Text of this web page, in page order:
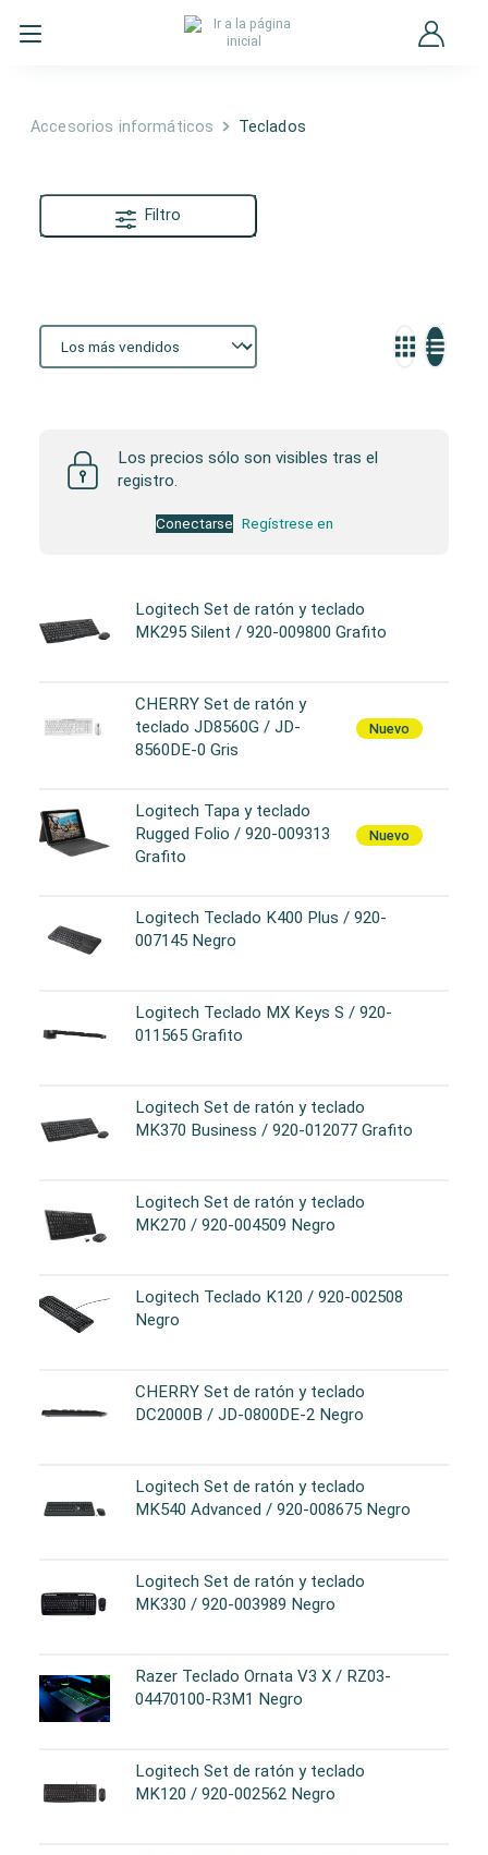
Accesorios informáticos Teclados
Filtro
Los precios sólo son visibles tras el
registro.
Conectarse Regístrese en
Logitech Set de ratón y teclado
MK295 Silent / 920-009800 Grafito
CHERRY Set de ratón y
teclado JD8560G / JD-
8560DE-0 Gris
Nuevo
Logitech Tapa y teclado
Rugged Folio / 920-009313
Grafito
Nuevo
Logitech Teclado K400 Plus / 920-
007145 Negro
Logitech Teclado MX Keys S / 920-
011565 Grafito
Logitech Set de ratón y teclado
MK370 Business / 920-012077 Grafito
Logitech Set de ratón y teclado
MK270 / 920-004509 Negro
Logitech Teclado K120 / 920-002508
Negro
CHERRY Set de ratón y teclado
DC2000B / JD-0800DE-2 Negro
Logitech Set de ratón y teclado
MK540 Advanced / 920-008675 Negro
Logitech Set de ratón y teclado
MK330 / 920-003989 Negro
Razer Teclado Ornata V3 X / RZ03-
04470100-R3M1 Negro
Logitech Set de ratón y teclado
MK120 / 920-002562 Negro